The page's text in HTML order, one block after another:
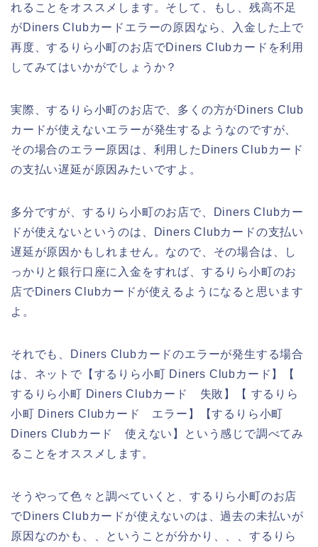
れることをオススメします。そして、もし、残高不足
がDiners Clubカードエラーの原因なら、入金した上で
再度、するりら小町のお店でDiners Clubカードを利用
してみてはいかがでしょうか？
実際、するりら小町のお店で、多くの方がDiners Club
カードが使えないエラーが発生するようなのですが、
その場合のエラー原因は、利用したDiners Clubカード
の支払い遅延が原因みたいですよ。
多分ですが、するりら小町のお店で、Diners Clubカー
ドが使えないというのは、Diners Clubカードの支払い
遅延が原因かもしれません。なので、その場合は、し
っかりと銀行口座に入金をすれば、するりら小町のお
店でDiners Clubカードが使えるようになると思います
よ。
それでも、Diners Clubカードのエラーが発生する場合
は、ネットで【するりら小町 Diners Clubカード】【
するりら小町 Diners Clubカード 失敗】【 するりら
小町 Diners Clubカード エラー】【するりら小町
Diners Clubカード 使えない】という感じで調べてみ
ることをオススメします。
そうやって色々と調べていくと、するりら小町のお店
でDiners Clubカードが使えないのは、過去の未払いが
原因なのかも、、ということが分かり、、、するりら